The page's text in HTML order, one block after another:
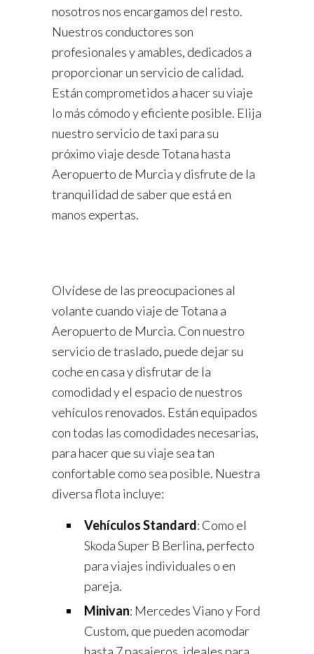
nosotros nos encargamos del resto.
Nuestros conductores son
profesionales y amables, dedicados a
proporcionar un servicio de calidad.
Están comprometidos a hacer su viaje
lo más cómodo y eficiente posible. Elija
nuestro servicio de taxi para su
próximo viaje desde Totana hasta
Aeropuerto de Murcia y disfrute de la
tranquilidad de saber que está en
manos expertas.
Olvídese de las preocupaciones al
volante cuando viaje de Totana a
Aeropuerto de Murcia. Con nuestro
servicio de traslado, puede dejar su
coche en casa y disfrutar de la
comodidad y el espacio de nuestros
vehículos renovados. Están equipados
con todas las comodidades necesarias,
para hacer que su viaje sea tan
confortable como sea posible. Nuestra
diversa flota incluye:
Vehículos Standard: Como el
Skoda Super B Berlina, perfecto
para viajes individuales o en
pareja.
Minivan: Mercedes Viano y Ford
Custom, que pueden acomodar